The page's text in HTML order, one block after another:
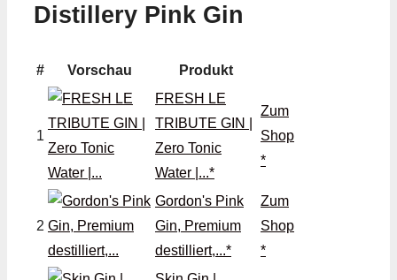
Distillery Pink Gin
# Vorschau Produkt
1
FRESH LE
TRIBUTE GIN |
Zero Tonic
Water |...*
Zum
Shop
*
2
Gordon's Pink
Gin, Premium
destilliert,...*
Zum
Shop
*